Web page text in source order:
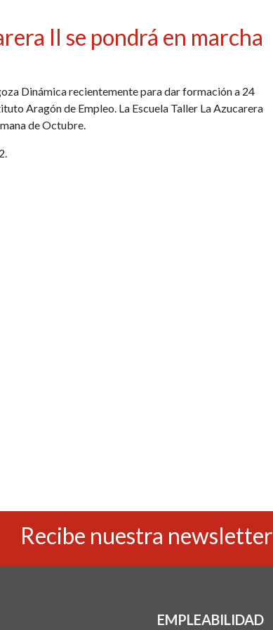
II se pondrá en marcha
Dinámica recientemente para dar formación a 24
Aragón de Empleo. La Escuela Taller La Azucarera
de Octubre.
Recibe nuestra newsletter
EMPLEABILIDAD